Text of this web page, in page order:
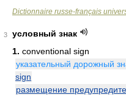
Dictionnaire russe-français
3
условный знак
1. conventional sign
указательный дорожный
sign
размещение